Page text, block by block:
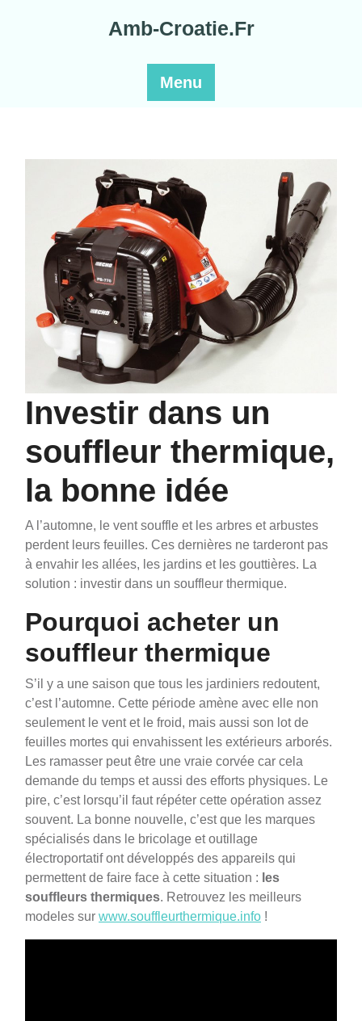
Amb-Croatie.Fr
Menu
Investir dans un
souffleur thermique,
la bonne idée
A l’automne, le vent souffle et les arbres et arbustes
perdent leurs feuilles. Ces dernières ne tarderont pas
à envahir les allées, les jardins et les gouttières. La
solution : investir dans un souffleur thermique.
Pourquoi acheter un
souffleur thermique
S’il y a une saison que tous les jardiniers redoutent,
c’est l’automne. Cette période amène avec elle non
seulement le vent et le froid, mais aussi son lot de
feuilles mortes qui envahissent les extérieurs arborés.
Les ramasser peut être une vraie corvée car cela
demande du temps et aussi des efforts physiques. Le
pire, c’est lorsqu’il faut répéter cette opération assez
souvent. La bonne nouvelle, c’est que les marques
spécialisés dans le bricolage et outillage
électroportatif ont développés des appareils qui
permettent de faire face à cette situation : les
souffleurs thermiques. Retrouvez les meilleurs
modeles sur www.souffleurthermique.info !